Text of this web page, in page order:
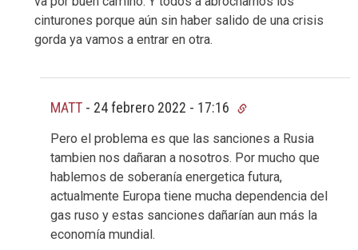
cinturones porque aún sin haber salido de una crisis
gorda ya vamos a entrar en otra.
MATT - 24 febrero 2022 - 17:16
Pero el problema es que las sanciones a Rusia
tambien nos dañaran a nosotros. Por mucho que
hablemos de soberanía energetica futura,
actualmente Europa tiene mucha dependencia del
gas ruso y estas sanciones dañarían aun más la
economía mundial.